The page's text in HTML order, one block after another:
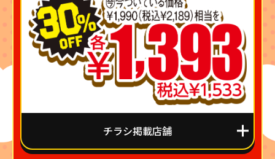
チラシ掲載店舗